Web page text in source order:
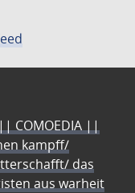
COMOEDIA ||
kampff/
das
aus warheit